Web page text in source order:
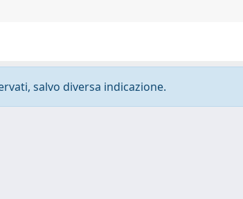
salvo diversa indicazione.